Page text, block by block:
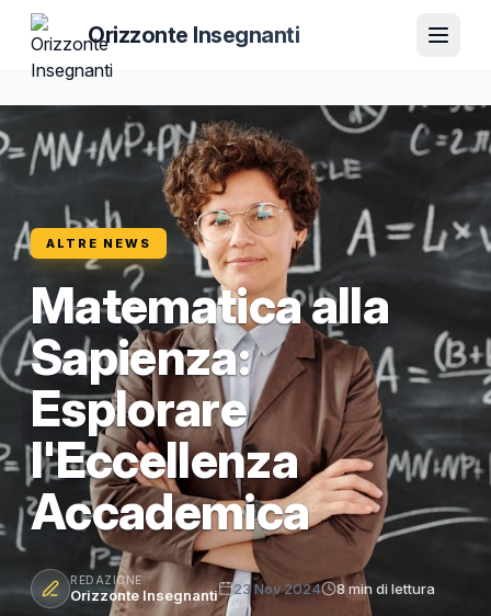
Orizzonte Insegnanti
ALTRE NEWS
Matematica alla
Sapienza:
Esplorare
l'Eccellenza
Accademica
REDAZIONE
Orizzonte Insegnanti 23 Nov 2024 8 min di lettura